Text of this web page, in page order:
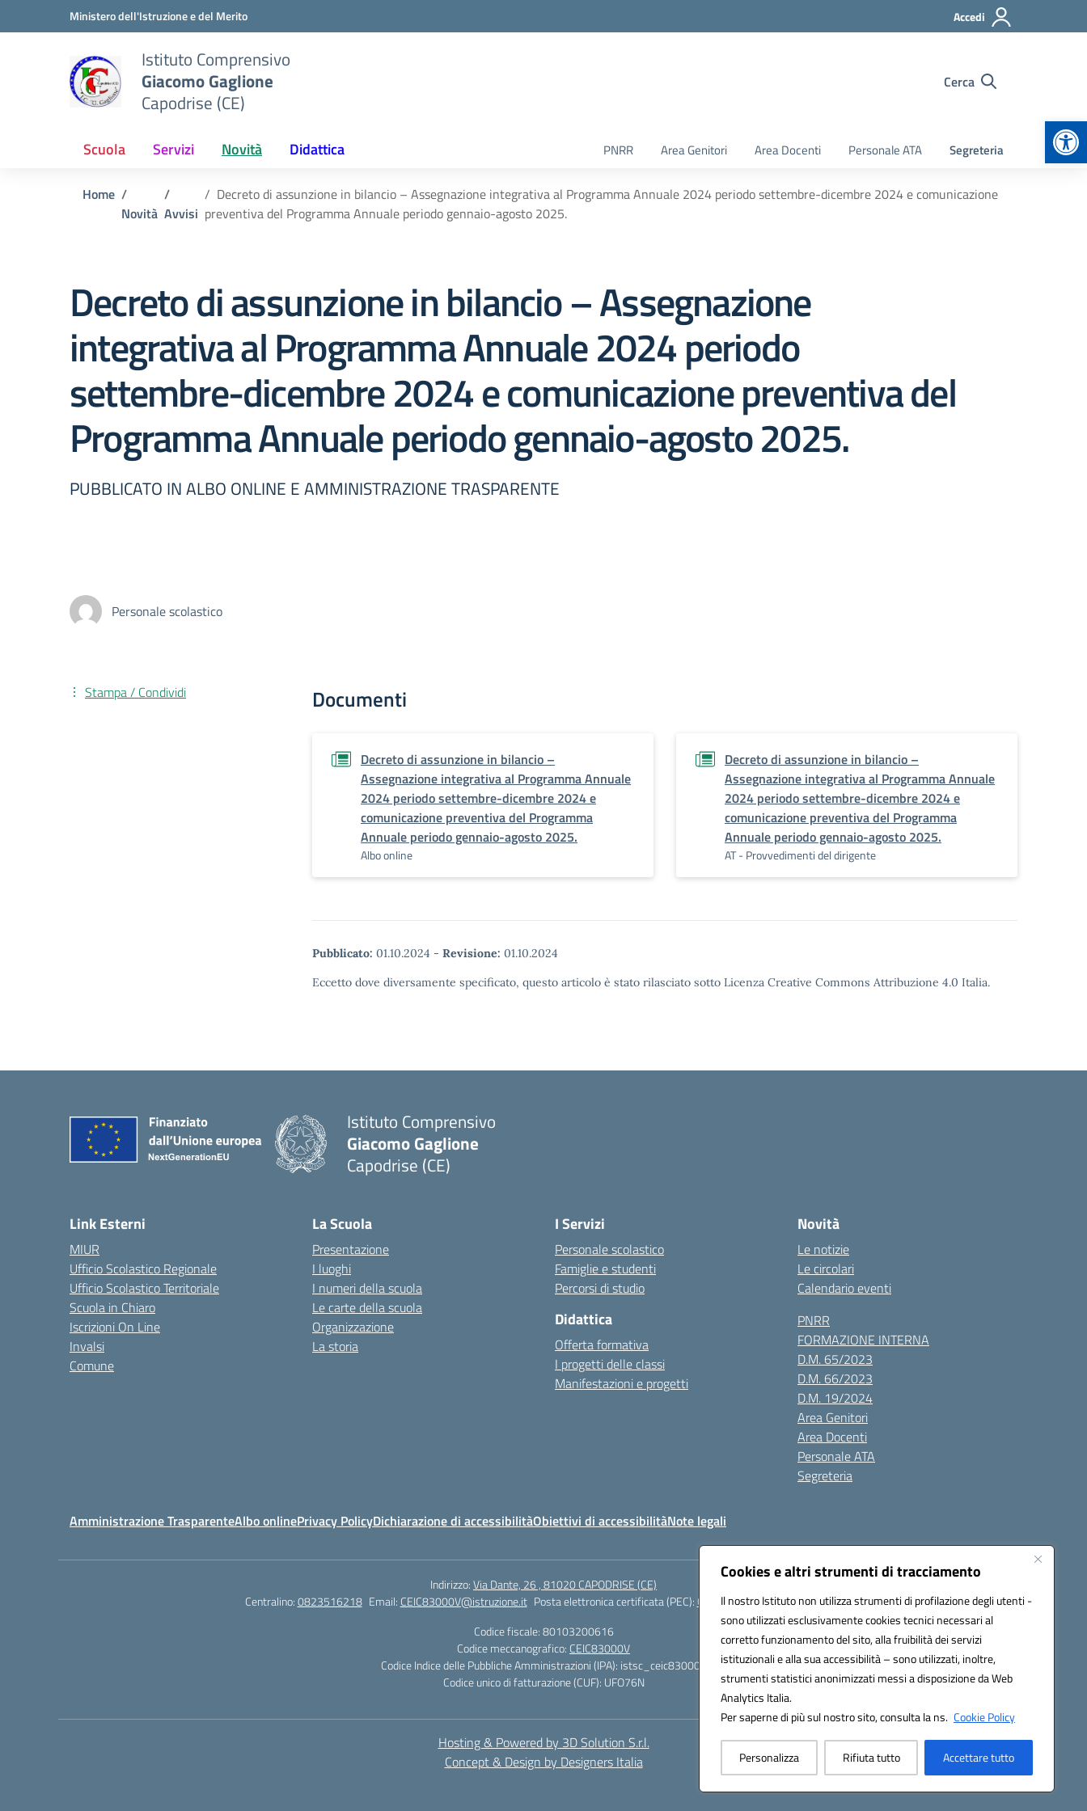
Cookies e altri strumenti di tracciamento
Il nostro Istituto non utilizza strumenti di profilazione degli utenti -
sono utilizzati esclusivamente cookies tecnici necessari al
corretto funzionamento del sito, alla fruibilità dei servizi
istituzionali e alla sua accessibilità – sono utilizzati, inoltre,
strumenti statistici anonimizzati messi a disposizione da Web
Analytics Italia.
Per saperne di più sul nostro sito, consulta la ns. Cookie Policy
Personalizza Rifiuta tutto Accettare tutto
Vai ai contenuti
Vai al menu di navigazioneMinistero dell'Istruzione e del Merito Accedi
Istituto Comprensivo
Giacomo Gaglione
Capodrise (CE)
Cerca
Scuola Servizi Novità Didattica PNRR Area Genitori Area Docenti Personale ATA Segreteria
Home
Novità Avvisi
Decreto di assunzione in bilancio – Assegnazione integrativa al Programma Annuale 2024 periodo settembre-dicembre 2024 e comunicazione
preventiva del Programma Annuale periodo gennaio-agosto 2025.
Decreto di assunzione in bilancio – Assegnazione
integrativa al Programma Annuale 2024 periodo
settembre-dicembre 2024 e comunicazione preventiva del
Programma Annuale periodo gennaio-agosto 2025.
PUBBLICATO IN ALBO ONLINE E AMMINISTRAZIONE TRASPARENTE
Personale scolastico
Documenti
Decreto di assunzione in bilancio –
Assegnazione integrativa al Programma Annuale
2024 periodo settembre-dicembre 2024 e
comunicazione preventiva del Programma
Annuale periodo gennaio-agosto 2025.
Albo online
Decreto di assunzione in bilancio –
Assegnazione integrativa al Programma Annuale
2024 periodo settembre-dicembre 2024 e
comunicazione preventiva del Programma
Annuale periodo gennaio-agosto 2025.
AT - Provvedimenti del dirigente
Pubblicato: 01.10.2024 - Revisione: 01.10.2024
Eccetto dove diversamente specificato, questo articolo è stato rilasciato sotto Licenza Creative Commons Attribuzione 4.0 Italia.
Stampa / Condividi
Istituto Comprensivo
Giacomo Gaglione
Capodrise (CE)
Link Esterni
MIUR
Ufficio Scolastico Regionale
Ufficio Scolastico Territoriale
Scuola in Chiaro
Iscrizioni On Line
Invalsi
Comune
La Scuola
Presentazione
I luoghi
I numeri della scuola
Le carte della scuola
Organizzazione
La storia
I Servizi
Personale scolastico
Famiglie e studenti
Percorsi di studio
Didattica
Offerta formativa
I progetti delle classi
Manifestazioni e progetti
Novità
Le notizie
Le circolari
Calendario eventi
PNRR
FORMAZIONE INTERNA
D.M. 65/2023
D.M. 66/2023
D.M. 19/2024
Area Genitori
Area Docenti
Personale ATA
Segreteria
Amministrazione TrasparenteAlbo onlinePrivacy PolicyDichiarazione di accessibilitàObiettivi di accessibilitàNote legali
Indirizzo:Via Dante, 26 , 81020 CAPODRISE (CE)
Centralino:0823516218 Email: CEIC83000V@istruzione.it Posta elettronica certificata (PEC): CEIC83000V@pec.istruzione.it
Codice fiscale: 80103200616
Codice meccanografico: CEIC83000V
Codice Indice delle Pubbliche Amministrazioni (IPA): istsc_ceic83000v
Codice unico di fatturazione (CUF): UFO76N
Hosting & Powered by 3D Solution S.r.l.
Concept & Design by Designers Italia